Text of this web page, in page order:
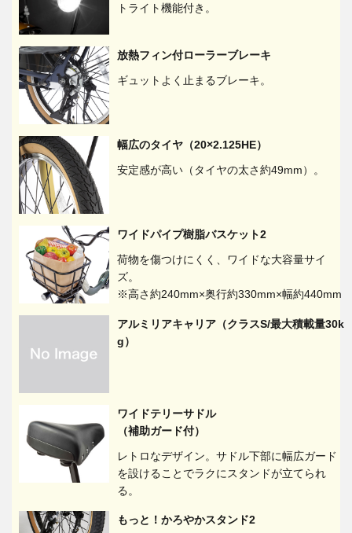
トライト機能付き。
放熱フィン付ローラーブレーキ
ギュットよく止まるブレーキ。
幅広のタイヤ（20×2.125HE）
安定感が高い（タイヤの太さ約49mm）。
ワイドパイプ樹脂バスケット2
荷物を傷つけにくく、ワイドな大容量サイ
ズ。
※高さ約240mm×奥行約330mm×幅約440mm
アルミリアキャリア（クラスS/最大積載量30k
g）
ワイドテリーサドル
（補助ガード付）
レトロなデザイン。サドル下部に幅広ガード
を設けることでラクにスタンドが立てられ
る。
もっと！かろやかスタンド2